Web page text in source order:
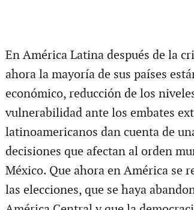
En América Latina después de la
ahora la mayoría de sus países
económico, reducción de los
vulnerabilidad ante los embates
latinoamericanos dan cuenta de
decisiones que afectan al orden
México. Que ahora en América se
las elecciones, que se haya